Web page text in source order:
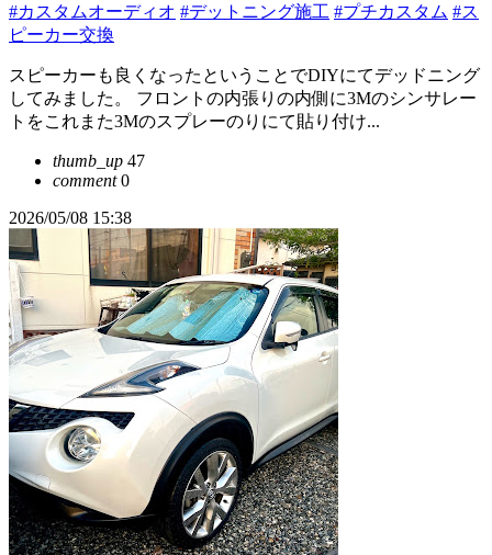
#カスタムオーディオ #デットニング施工 #プチカスタム #ス
ピーカー交換
スピーカーも良くなったということでDIYにてデッドニング
してみました。 フロントの内張りの内側に3Mのシンサレー
トをこれまた3Mのスプレーのりにて貼り付け...
thumb_up 47
comment0
2026/05/08 15:38